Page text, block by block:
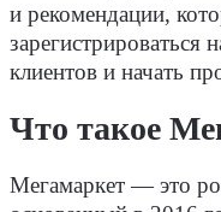
и рекомендации,
зарегистрироваться
клиентов и начать
Что такое
Мегамаркет — это